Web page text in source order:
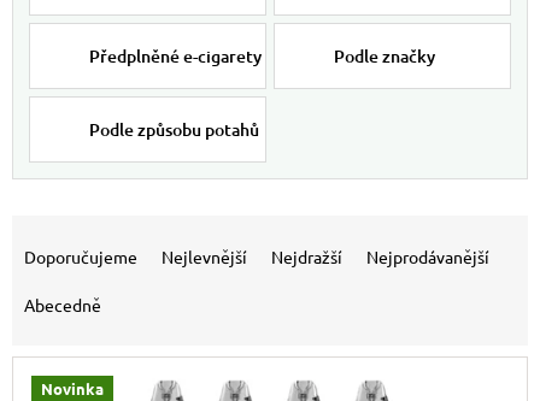
Předplněné e-cigarety Podle značky
Podle způsobu potahů
Doporučujeme Nejlevnější Nejdražší Nejprodávanější
Abecedně
Novinka